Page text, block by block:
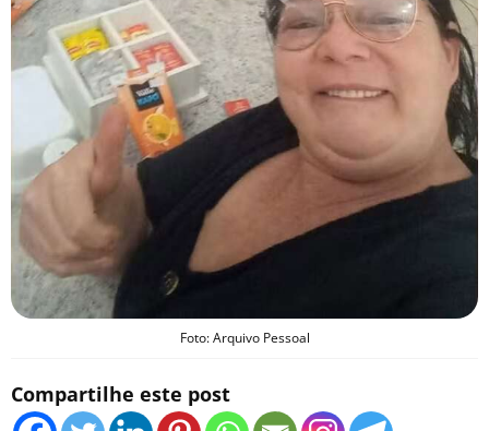
Foto: Arquivo Pessoal
Compartilhe este post